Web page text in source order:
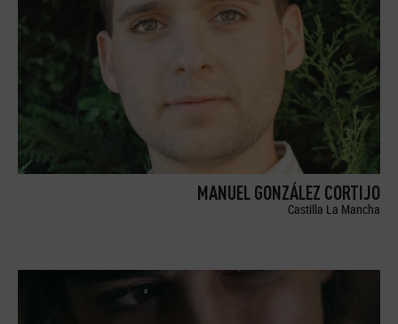
MANUEL GONZÁLEZ CORTIJO
Castilla La Mancha